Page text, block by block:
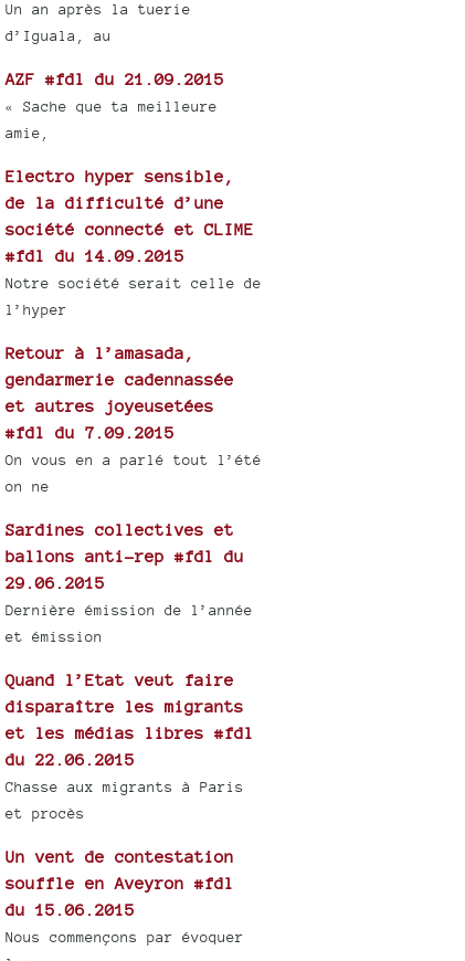
Un an après la tuerie
d’Iguala, au
AZF #fdl du 21.09.2015
« Sache que ta meilleure
amie,
Electro hyper sensible,
de la difficulté d’une
société connecté et CLIME
#fdl du 14.09.2015
Notre société serait celle de
l’hyper
Retour à l’amasada,
gendarmerie cadennassée
et autres joyeusetées
#fdl du 7.09.2015
On vous en a parlé tout l’été
on ne
Sardines collectives et
ballons anti-rep #fdl du
29.06.2015
Dernière émission de l’année
et émission
Quand l’Etat veut faire
disparaître les migrants
et les médias libres #fdl
du 22.06.2015
Chasse aux migrants à Paris
et procès
Un vent de contestation
souffle en Aveyron #fdl
du 15.06.2015
Nous commençons par évoquer